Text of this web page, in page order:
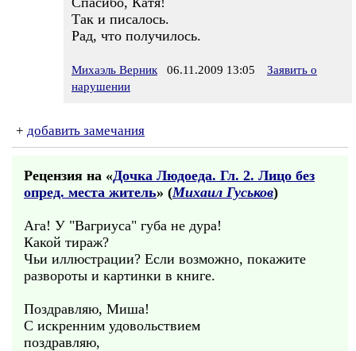
Так и писалось.
Рад, что получилось.
Михаэль Верник 06.11.2009 13:05
Заявить о
нарушении
+ добавить замечания
Рецензия на «Дочка Людоеда. Гл. 2. Лицо без
опред. места житель» (Михаил Гуськов)
Ага! У "Вагриуса" губа не дура!
Какой тираж?
Чьи иллюстрации? Если возможно, покажите
развороты и картинки в книге.
Поздравляю, Миша!
С искренним удовольствием
поздравляю,